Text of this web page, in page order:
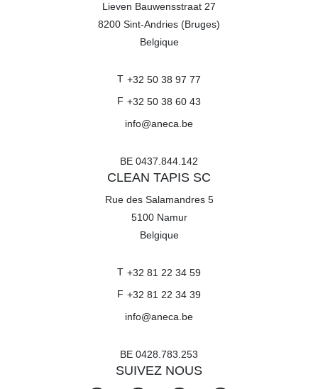
Lieven Bauwensstraat 27
8200 Sint-Andries (Bruges)
Belgique
T +32 50 38 97 77
F +32 50 38 60 43
info@aneca.be
BE 0437.844.142
CLEAN TAPIS SC
Rue des Salamandres 5
5100 Namur
Belgique
T +32 81 22 34 59
F +32 81 22 34 39
info@aneca.be
BE 0428.783.253
SUIVEZ NOUS